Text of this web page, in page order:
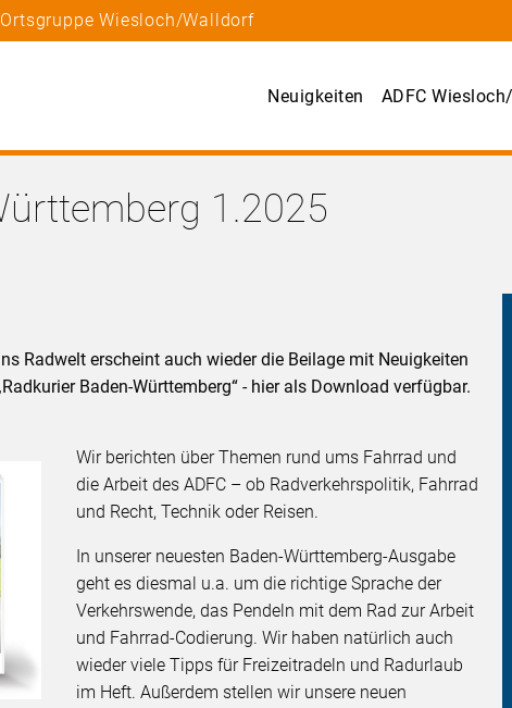
Wiesloch/Walldorf
Neuigkeiten ADFC
1.2025
Radwelt erscheint auch wieder die Beilage mit Neuigkeiten
Baden-Württemberg“ - hier als Download verfügbar.
Wir berichten über Themen rund ums Fahrrad und
die Arbeit des ADFC – ob Radverkehrspolitik, Fahrrad
und Recht, Technik oder Reisen.
In unserer neuesten Baden-Württemberg-Ausgabe
geht es diesmal u.a. um die richtige Sprache der
Verkehrswende, das Pendeln mit dem Rad zur Arbeit
und Fahrrad-Codierung. Wir haben natürlich auch
wieder viele Tipps für Freizeitradeln und Radurlaub
im Heft. Außerdem stellen wir unsere neuen